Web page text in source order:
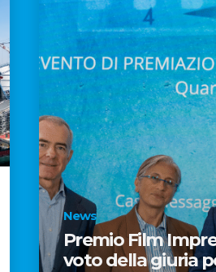
News
Premio Film
voto della giuria